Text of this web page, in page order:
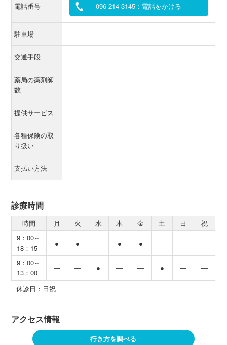
電話番号 096-214-3145：電話をかける
駐車場
交通手段
薬局の薬剤師
数
提供サービス
各種保険の取
り扱い
支払い方法
診療時間
時間 月 火 水 木 金 土 日
祝
9：00～
18：15
● ● ― ● ● ― ― ―
9：00～
13：00
― ― ● ― ― ● ― ―
休診日：日祝
アクセス情報
行き方を調べる